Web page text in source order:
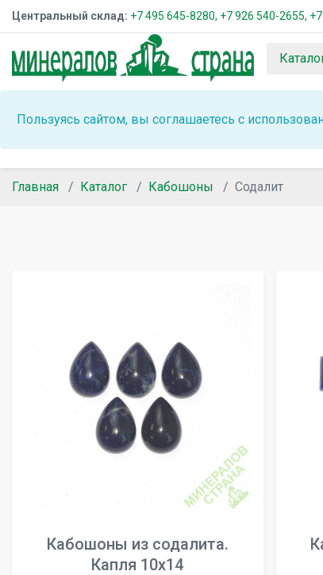
Центральный склад: +7 495 645-8280, +7 926 540-2655,
Пользуясь сайтом, вы соглашаетесь с
Главная Каталог Кабошоны Содалит
Кабошоны из содалита.
Капля 10х14